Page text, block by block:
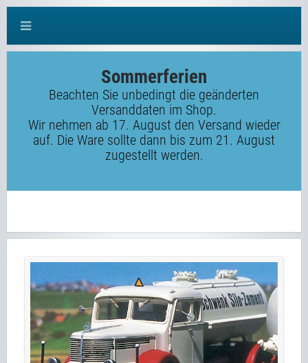
Sommerferien
Beachten Sie unbedingt die geänderten
Versanddaten im Shop.
Wir nehmen ab 17. August den Versand wieder
auf. Die Ware sollte dann bis zum 21. August
zugestellt werden.